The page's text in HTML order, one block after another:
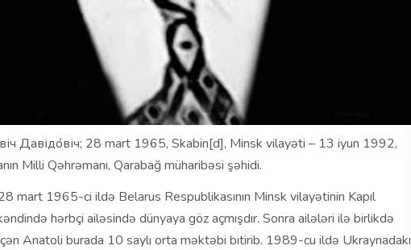
Давідо́віч; 28 mart 1965, Skabin[d], Minsk vilayəti – 13 iyun 1992,
Milli Qəhrəmanı, Qarabağ müharibəsi şəhidi.
mart 1965-ci ildə Belarus Respublikasının Minsk vilayətinin Kаpıl
hərbçi ailəsində dünyaya göz açmışdır. Sonra ailələri ilə birlikdə
Anatoli burada 10 saylı orta məktəbi bitirib. 1989-cu ildə Ukraynadakı